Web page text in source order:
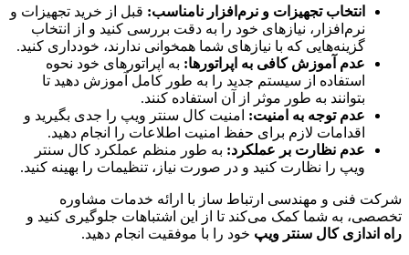
انتخاب تجهیزات و نرم‌افزار نامناسب: قبل از خرید تجهیزات و
نرم‌افزار، نیازهای خود را به دقت بررسی کنید و از انتخاب
گزینه‌هایی که با نیازهای شما همخوانی ندارند، خودداری کنید.
عدم آموزش کافی به اپراتورها: به اپراتورهای خود نحوه
استفاده از سیستم جدید را به طور کامل آموزش دهید تا
بتوانند به طور موثر از آن استفاده کنند.
عدم توجه به امنیت: امنیت کال سنتر ویپ را جدی بگیرید و
اقدامات لازم برای حفظ امنیت اطلاعات را انجام دهید.
عدم نظارت بر عملکرد: به طور منظم عملکرد کال سنتر
ویپ را نظارت کنید و در صورت نیاز، تنظیمات را بهینه کنید.
شرکت فنی و مهندسی ارتباط ساز با ارائه خدمات مشاوره
تخصصی، به شما کمک می‌کند تا از این اشتباهات جلوگیری کنید و
راه اندازی کال سنتر ویپ خود را با موفقیت انجام دهید.